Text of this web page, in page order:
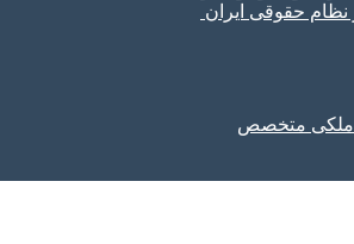
نظام حقوقی ایران
ملکی متخصص